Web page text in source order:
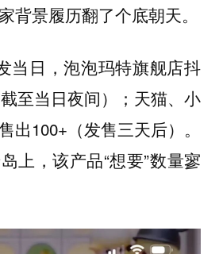
背景履历翻了个底朝天。
当日，泡泡玛特旗舰店抖
至当日夜间）；天猫、小
出100+（发售三天后）。
上，该产品“想要”数量寥